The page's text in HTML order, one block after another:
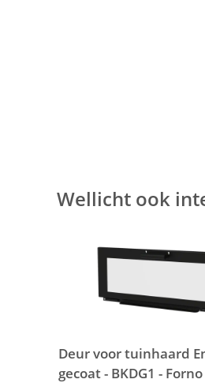
Wellicht ook
Deur voor tuinhaard
gecoat - BKDG1 - Forno